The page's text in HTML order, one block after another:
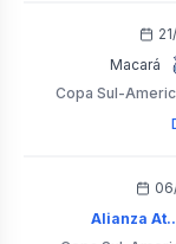
Macará
Copa Sul-
Alianza